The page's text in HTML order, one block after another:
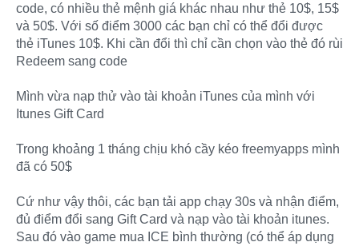
code, có nhiều thẻ mệnh giá khác nhau như thẻ 10$, 15$
và 50$. Với số điểm 3000 các bạn chỉ có thể đổi được
thẻ iTunes 10$. Khi cần đổi thì chỉ cần chọn vào thẻ đó rùi
Redeem sang code
Mình vừa nạp thử vào tài khoản iTunes của mình với
Itunes Gift Card
Trong khoảng 1 tháng chịu khó cầy kéo freemyapps mình
đã có 50$
Cứ như vậy thôi, các bạn tải app chạy 30s và nhận điểm,
đủ điểm đổi sang Gift Card và nạp vào tài khoản itunes.
Sau đó vào game mua ICE bình thường (có thể áp dụng